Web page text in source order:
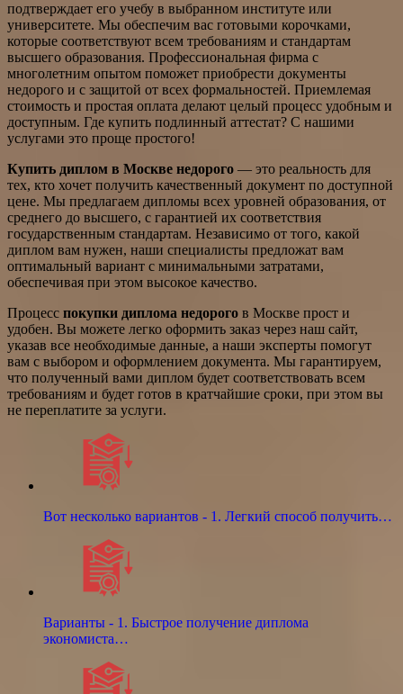
подтверждает его учебу в выбранном институте или
университете. Мы обеспечим вас готовыми корочками,
которые соответствуют всем требованиям и стандартам
высшего образования. Профессиональная фирма с
многолетним опытом поможет приобрести документы
недорого и с защитой от всех формальностей. Приемлемая
стоимость и простая оплата делают целый процесс удобным и
доступным. Где купить подлинный аттестат? С нашими
услугами это проще простого!
Купить диплом в Москве недорого — это реальность для
тех, кто хочет получить качественный документ по доступной
цене. Мы предлагаем дипломы всех уровней образования, от
среднего до высшего, с гарантией их соответствия
государственным стандартам. Независимо от того, какой
диплом вам нужен, наши специалисты предложат вам
оптимальный вариант с минимальными затратами,
обеспечивая при этом высокое качество.
Процесс покупки диплома недорого в Москве прост и
удобен. Вы можете легко оформить заказ через наш сайт,
указав все необходимые данные, а наши эксперты помогут
вам с выбором и оформлением документа. Мы гарантируем,
что полученный вами диплом будет соответствовать всем
требованиям и будет готов в кратчайшие сроки, при этом вы
не переплатите за услуги.
Вот несколько вариантов - 1. Легкий способ получить…
Варианты - 1. Быстрое получение диплома
экономиста…